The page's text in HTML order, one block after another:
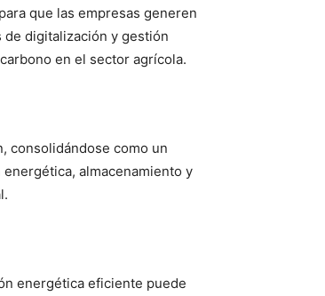
que las empresas generen
de digitalización y gestión
en el sector agrícola.
consolidándose como un
almacenamiento y
energética eficiente puede